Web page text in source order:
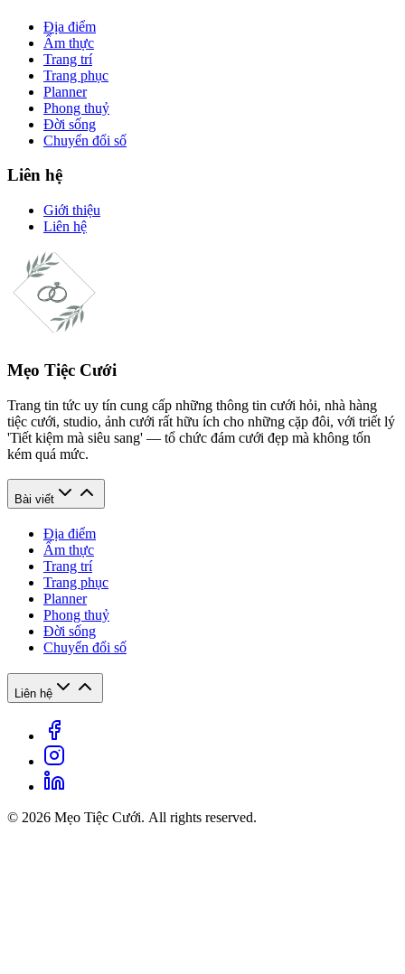
Địa điểm
Ẩm thực
Trang trí
Trang phục
Planner
Phong thuỷ
Đời sống
Chuyển đổi số
Liên hệ
Giới thiệu
Liên hệ
Mẹo Tiệc Cưới
Trang tin tức uy tín cung cấp những thông tin cưới hỏi, nhà hàng
tiệc cưới, studio, ảnh cưới rất hữu ích cho những cặp đôi, với triết lý
'Tiết kiệm mà siêu sang' — tổ chức đám cưới đẹp mà không tốn
kém quá mức.
Bài viết
Địa điểm
Ẩm thực
Trang trí
Trang phục
Planner
Phong thuỷ
Đời sống
Chuyển đổi số
Liên hệ
© 2026 Mẹo Tiệc Cưới. All rights reserved.